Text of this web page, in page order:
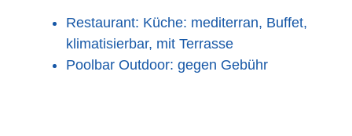
Restaurant: Küche: mediterran, Buffet,
klimatisierbar, mit Terrasse
Poolbar Outdoor: gegen Gebühr